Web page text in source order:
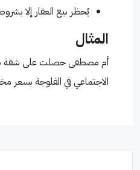
يُحظر بيع العقار إلا
المثال
أم مصطفى حصلت على شقة
الاجتماعي في الفلوجة بسعر